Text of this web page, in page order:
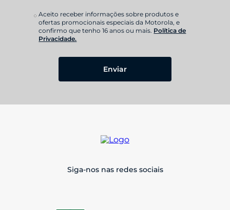
Enviar
Aceito receber informações sobre produtos e
ofertas promocionais especiais da Motorola, e
confirmo que tenho 16 anos ou mais. Política de
Privacidade.
Siga-nos nas redes sociais